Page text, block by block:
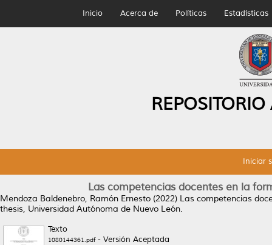
Inicio Acerca de Políticas Estadísticas
Iniciar
Las competencias docentes en la
Mendoza Baldenebro, Ramón Ernesto (2022) Las competencias
thesis, Universidad Autónoma de Nuevo León.
Texto
1080144361.pdf- Versión Aceptada